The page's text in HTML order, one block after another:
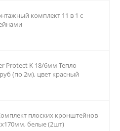
комплект 11 в 1 с
Protect K 18/6мм Тепло
(по 2м), цвет красный
плоских кронштейнов
белые (2шт)